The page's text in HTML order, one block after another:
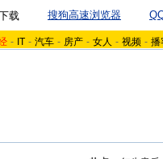
载 搜狗高速浏览器
- IT - 汽车 - 房产 - 女人 - 视频 - 播